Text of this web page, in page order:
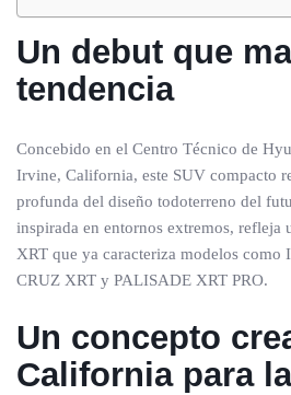
Un debut que
tendencia
Concebido en el Centro Técnico de
Irvine, California, este SUV compacto
profunda del diseño todoterreno del
inspirada en entornos extremos, refleja
XRT que ya caracteriza modelos como
CRUZ XRT y PALISADE XRT PRO.
Un concepto
California para